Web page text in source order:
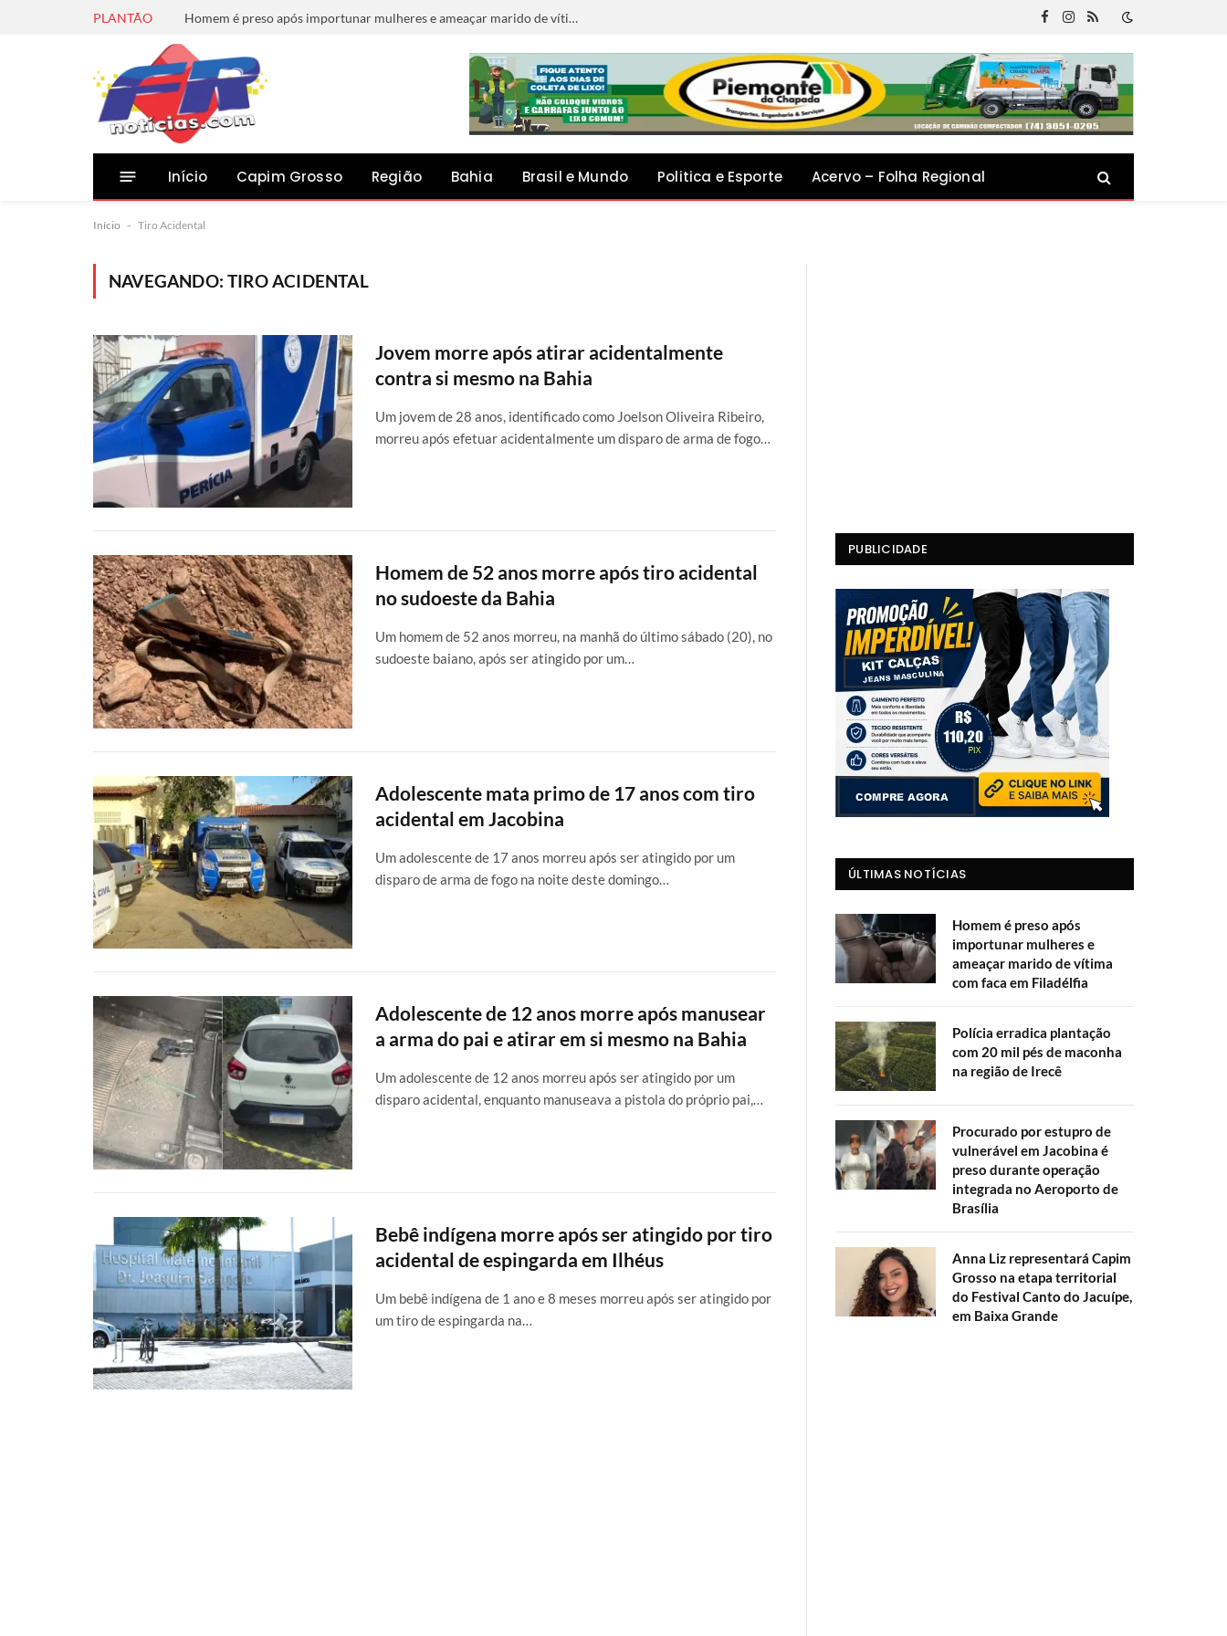
PLANTÃO Homem é preso após importunar mulheres e ameaçar marido de vítima com faca em Filadélfia
Facebook
Instagram
RSS
Início Capim Grosso Região Bahia Brasil e Mundo Politica e Esporte Acervo – Folha Regional
Início - Tiro Acidental
NAVEGANDO:TIRO ACIDENTAL
Jovem morre após atirar acidentalmente
contra si mesmo na Bahia
Um jovem de 28 anos, identificado como Joelson Oliveira Ribeiro,
morreu após efetuar acidentalmente um disparo de arma de fogo…
Homem de 52 anos morre após tiro acidental
no sudoeste da Bahia
Um homem de 52 anos morreu, na manhã do último sábado (20), no
sudoeste baiano, após ser atingido por um…
Adolescente mata primo de 17 anos com tiro
acidental em Jacobina
Um adolescente de 17 anos morreu após ser atingido por um
disparo de arma de fogo na noite deste domingo…
Adolescente de 12 anos morre após manusear
a arma do pai e atirar em si mesmo na Bahia
Um adolescente de 12 anos morreu após ser atingido por um
disparo acidental, enquanto manuseava a pistola do próprio pai,…
Bebê indígena morre após ser atingido por tiro
acidental de espingarda em Ilhéus
Um bebê indígena de 1 ano e 8 meses morreu após ser atingido por
um tiro de espingarda na…
PUBLICIDADE
ÚLTIMAS NOTÍCIAS
Homem é preso após
importunar mulheres e
ameaçar marido de vítima
com faca em Filadélfia
Polícia erradica plantação
com 20 mil pés de maconha
na região de Irecê
Procurado por estupro de
vulnerável em Jacobina é
preso durante operação
integrada no Aeroporto de
Brasília
Anna Liz representará Capim
Grosso na etapa territorial
do Festival Canto do Jacuípe,
em Baixa Grande